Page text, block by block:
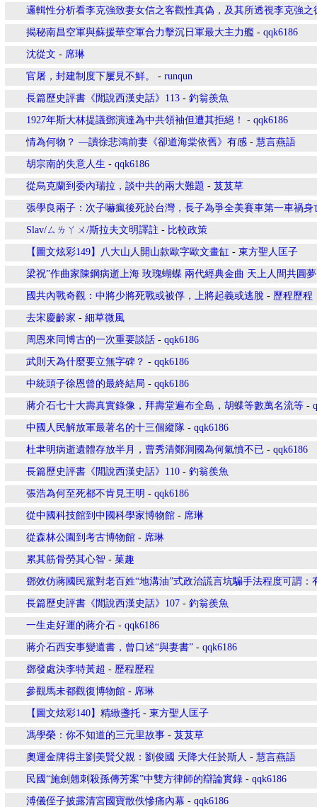
邏輯性分析看李克強致妻女信之客觀性真偽，及其所透視李克強之
揭秘南昌空軍與蘇援華空軍合力擊沉日軍最大主力艦 - qqk6186
沈從文 - 席琳
官屠，封建制度下屢見不鮮。 - runqun
長篇歷史評書《閒說西漢史話》113 - 釣翁羨魚
1927年斯大林提議鄧演達為中共領袖但遭其拒絕！ - qqk6186
情為何物？ —讀徐悲鴻前妻《卻道海棠依舊》有感 - 慧言燕語
胡宗南的失意人生 - qqk6186
從烏克蘭到委內瑞拉，談中共的兩大難題 - 芨芨草
張學良兩子：次子嚇瘋後死於台灣，長子為爭全美賽車第一車禍身
Slav/ㄙㄌㄚㄨ/斯拉夫文明譯註 - 比較政策
【圖文炫彩149】八大山人開山款歐字歐文畫缸 - 東方聖人匡子
梁祝”作曲家陳鋼病逝上海 玫瑰蝴蝶 兩代經典金曲 天上人間共圓夢
國共內戰奇觀：中將少將死戰或被俘，上將起義或逃脫 - 歷程歷程
去宋慶齡家 - 細草微風
周恩來同博古的一次重要談話 - qqk6186
武則天為什麼要立無字碑？ - qqk6186
中統頭子徐恩曾的最終結局 - qqk6186
蔣介石七十大壽真實錄像，拜壽堂遍布全島，胡蝶等數萬名流等 -
中國人民解放軍最著名的十三個縱隊 - qqk6186
杜聿明病逝遺體存放半月，曹秀清鄭洞國為何氣憤不已 - qqk6186
長篇歷史評書《閒說西漢史話》110 - 釣翁羨魚
張浩為何至死都不肯見王明 - qqk6186
從中國科技館到中國科學家博物館 - 席琳
從森林公園到考古博物館 - 席琳
累其筋骨勞其心智 - 菓趣
鄧效仿蔣國民黨對老百姓“地溝油”式政治謊言坑騙手法程度可謂
長篇歷史評書《閒說西漢史話》107 - 釣翁羨魚
一生走好運的蔣介石 - qqk6186
蔣介石西安事變遺書，曾口述“與妻書” - qqk6186
鄧發處決李特黃超 - 歷程歷程
參觀馬未都觀復博物館 - 席琳
【圖文炫彩140】精緻盞托 - 東方聖人匡子
馮學榮：你不知道的三元里故事 - 芨芨草
奧運金牌得主劉美賢父親：劉俊國 天降大任於斯人 - 慧言燕語
民國“施劍翹刺殺孫傳芳案”中雙方律師的辯論實錄 - qqk6186
溥儀侄子披露清宮國寶散佚慘痛內幕 - qqk6186